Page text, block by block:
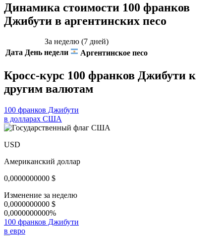
Динамика стоимости 100 франков
Джибути в аргентинских песо
За неделю (7 дней)
Дата День недели Аргентинское песо
Кросс-курс 100 франков Джибути к
другим валютам
100 франков Джибути
в долларах США
USD
Американский доллар
0,0000000000 $
Изменение за неделю
0,0000000000 $
0,0000000000%
100 франков Джибути
в евро